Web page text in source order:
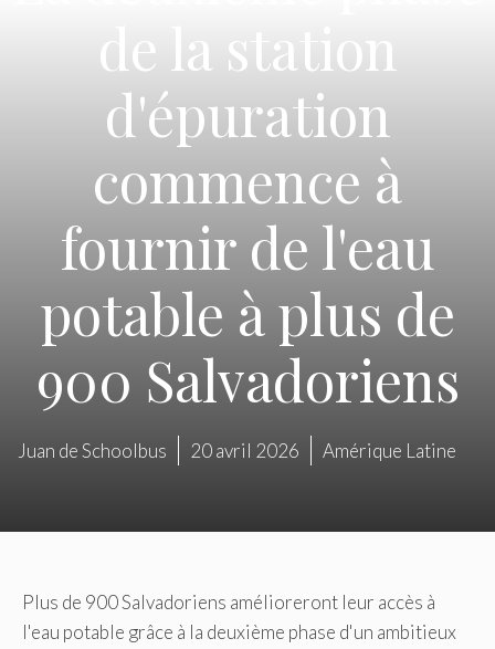
de la station
d'épuration
commence à
fournir de l'eau
potable à plus de
900 Salvadoriens
Juan de Schoolbus 20 avril 2026 Amérique Latine
Plus de 900 Salvadoriens amélioreront leur accès à
l'eau potable grâce à la deuxième phase d'un ambitieux